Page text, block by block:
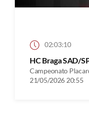
02:03:10
HC Braga SAD/
Campeonato
21/05/2026 20:55